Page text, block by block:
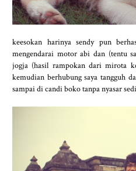
keesokan harinya sendy pun
mengendarai motor abi dan (tentu
jogja (hasil rampokan dari mirota
kemudian berhubung saya tangguh
sampai di candi boko tanpa nyasar